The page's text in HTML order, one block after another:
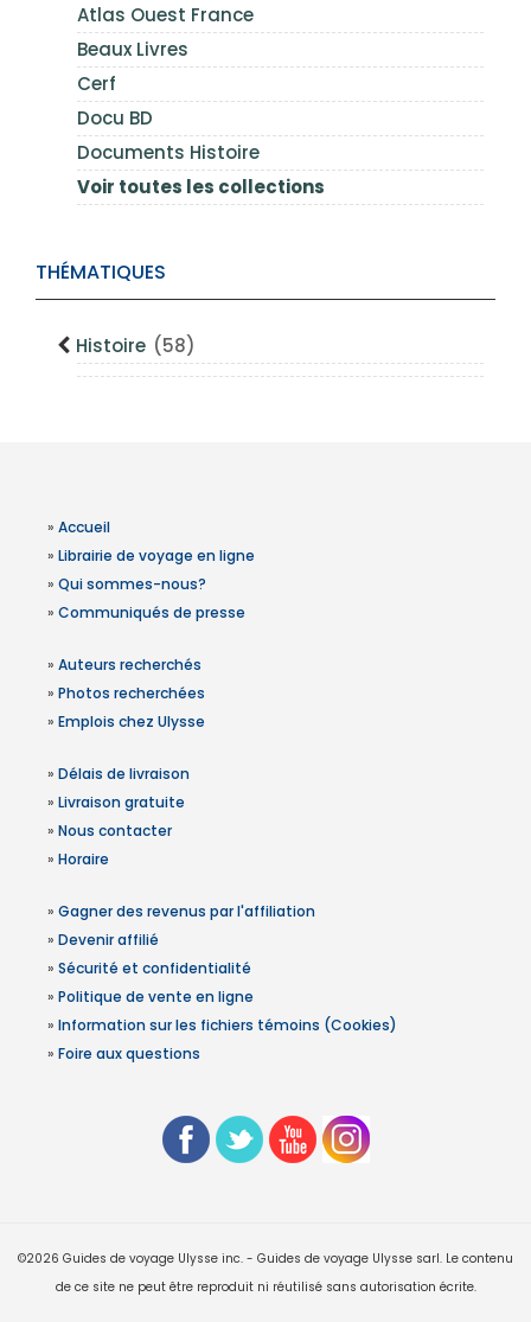
Atlas Ouest France
Beaux Livres
Cerf
Docu BD
Documents Histoire
Voir toutes les collections
THÉMATIQUES
Histoire (58)
» Accueil
» Librairie de voyage en ligne
» Qui sommes-nous?
» Communiqués de presse
» Auteurs recherchés
» Photos recherchées
» Emplois chez Ulysse
» Délais de livraison
» Livraison gratuite
» Nous contacter
» Horaire
» Gagner des revenus par l'affiliation
» Devenir affilié
» Sécurité et confidentialité
» Politique de vente en ligne
» Information sur les fichiers témoins (Cookies)
» Foire aux questions
©2026 Guides de voyage Ulysse inc. - Guides de voyage Ulysse sarl. Le contenu
de ce site ne peut être reproduit ni réutilisé sans autorisation écrite.